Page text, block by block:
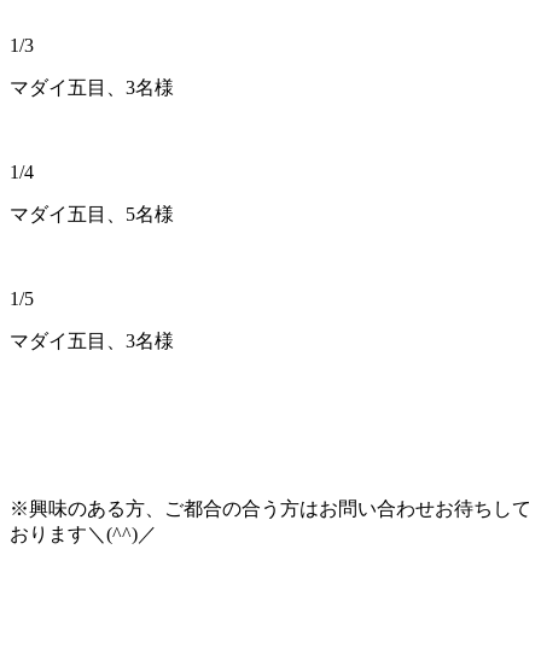
1/3
マダイ五目、3名様
1/4
マダイ五目、5名様
1/5
マダイ五目、3名様
※興味のある方、ご都合の合う方はお問い合わせお待ちして
おります＼(^^)／